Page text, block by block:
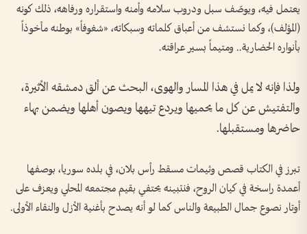
يعتمل فيه، ويوصّف سبل ودروب سلامه وأمنه واستقراره ورفاهه، ذلك كونه
(المؤلف)، وكما نستشف من أعباق كلماته وسبكاته، «شغوفاً» بوطنه مأخوذاً
بأنواره الحضارية.. ومتيماً بسير عراقته.
ولذا فإنه لا يمل في هذا المسار والهوى، البحث عن ألق دمشقه الأثيرة،
والتفتيش عن كل ما يحميها ويردع تيهها ويصون أهلها ويضمن بهاء
حاضرها ومستقبلها.
تبرز في الكتاب قصص وثيمات مسقط رأس بلان، في بلده سوريا، بوصفها
أعمدة راسخة في كيان الروح، فنتبينه يحتفي بقيم مجتمعه المحلي ويعزف على
أوتار نصوع جمال الطبيعة والناس كما لو أنه يصدح بأغنية الأزل والنقاء الأولى.